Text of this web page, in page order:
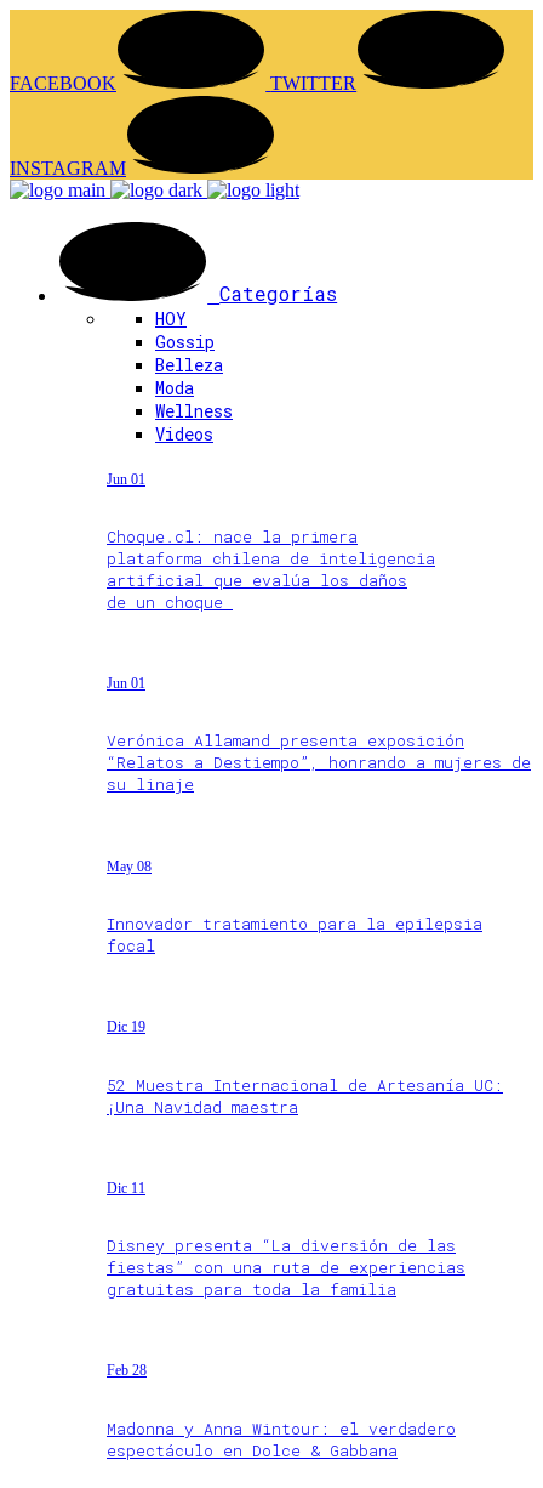
FACEBOOK TWITTER
INSTAGRAM
Categorías
HOY
Gossip
Belleza
Moda
Wellness
Videos
Jun 01
Choque.cl: nace la primera
plataforma chilena de inteligencia
artificial que evalúa los daños
de un choque
Jun 01
Verónica Allamand presenta exposición
“Relatos a Destiempo”, honrando a mujeres de
su linaje
May 08
Innovador tratamiento para la epilepsia
focal
Dic 19
52 Muestra Internacional de Artesanía UC:
¡Una Navidad maestra
Dic 11
Disney presenta “La diversión de las
fiestas” con una ruta de experiencias
gratuitas para toda la familia
Feb 28
Madonna y Anna Wintour: el verdadero
espectáculo en Dolce & Gabbana